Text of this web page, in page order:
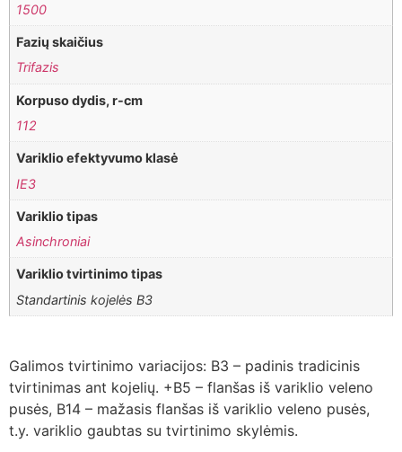
1500
Fazių skaičius
Trifazis
Korpuso dydis, r-cm
112
Variklio efektyvumo klasė
IE3
Variklio tipas
Asinchroniai
Variklio tvirtinimo tipas
Standartinis kojelės B3
Galimos tvirtinimo variacijos: B3 – padinis tradicinis
tvirtinimas ant kojelių. +B5 – flanšas iš variklio veleno
pusės, B14 – mažasis flanšas iš variklio veleno pusės,
t.y. variklio gaubtas su tvirtinimo skylėmis.